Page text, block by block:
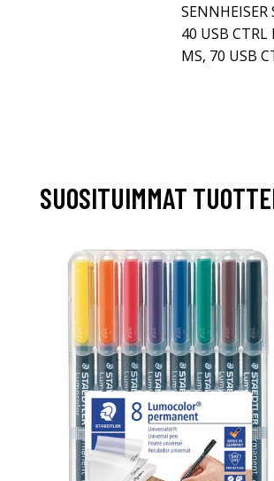
40 USB CTRL
MS, 70 USB
SUOSITUIMMAT